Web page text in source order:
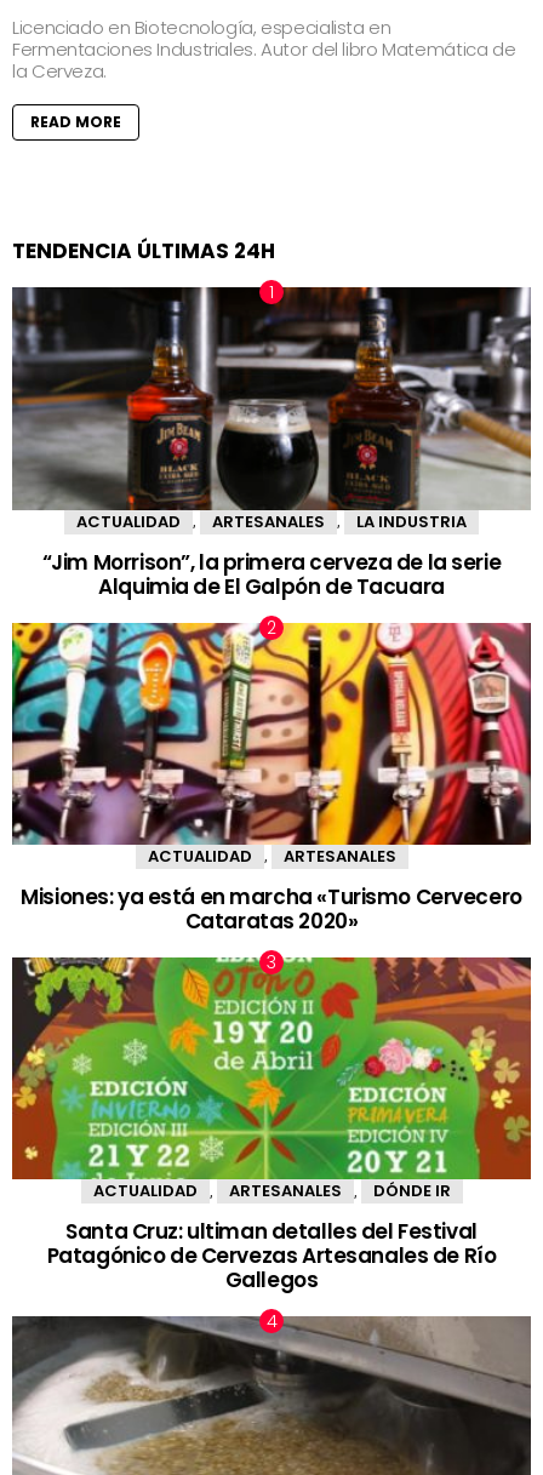
Licenciado en Biotecnología, especialista en
Fermentaciones Industriales. Autor del libro Matemática de
la Cerveza.
READ MORE
TENDENCIA ÚLTIMAS 24H
ACTUALIDAD , ARTESANALES , LA INDUSTRIA
“Jim Morrison”, la primera cerveza de la serie
Alquimia de El Galpón de Tacuara
ACTUALIDAD , ARTESANALES
Misiones: ya está en marcha «Turismo Cervecero
Cataratas 2020»
ACTUALIDAD ARTESANALES DÓNDE IR
Santa Cruz: ultiman detalles del Festival
Patagónico de Cervezas Artesanales de Río
Gallegos